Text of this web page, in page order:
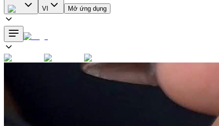
VI Mở ứng dụng